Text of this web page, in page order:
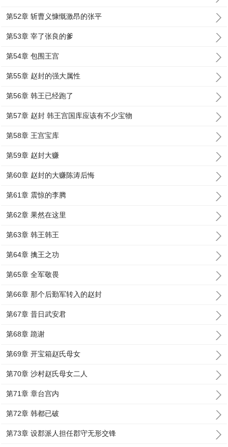
第52章 斩曹义慷慨激昂的张平
第53章 宰了张良的爹
第54章 包围王宫
第55章 赵封的强大属性
第56章 韩王已经跑了
第57章 赵封 韩王宫国库应该有不少宝物
第58章 王宫宝库
第59章 赵封大赚
第60章 赵封的大赚陈涛后悔
第61章 震惊的李腾
第62章 果然在这里
第63章 韩王韩王
第64章 擒王之功
第65章 全军敬畏
第66章 那个后勤军转入的赵封
第67章 昔日武安君
第68章 跪谢
第69章 开宝箱赵氏母女
第70章 沙村赵氏母女二人
第71章 章台宫内
第72章 韩都已破
第73章 设郡派人担任郡守无形交锋